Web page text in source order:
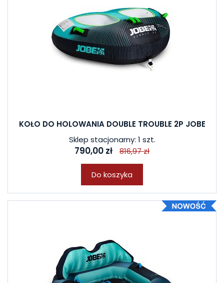
KOŁO DO HOLOWANIA DOUBLE TROUBLE 2P JOBE
Sklep stacjonarny: 1 szt.
790,00 zł 816,97 zł
Do koszyka